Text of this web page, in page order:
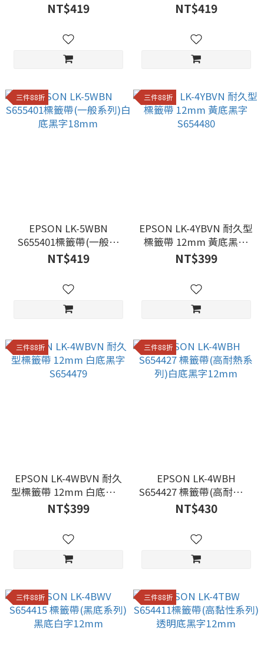
列)透明底黑字18mm
NT$419
列)白底紅字18mm
NT$419
三件88折
EPSON LK-5WBN
S655401標籤帶(一般系
列)白底黑字18mm
NT$419
三件88折
EPSON LK-4YBVN 耐久型
標籤帶 12mm 黃底黑字
S654480
NT$399
三件88折
EPSON LK-4WBVN 耐久
型標籤帶 12mm 白底黑字
S654479
NT$399
三件88折
EPSON LK-4WBH
S654427 標籤帶(高耐熱系
列)白底黑字12mm
NT$430
三件88折 三件88折